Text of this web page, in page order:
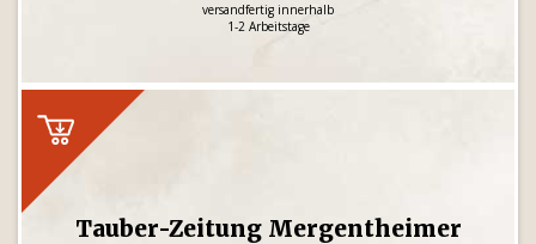
versandfertig innerhalb
1-2 Arbeitstage
Tauber-Zeitung Mergentheimer